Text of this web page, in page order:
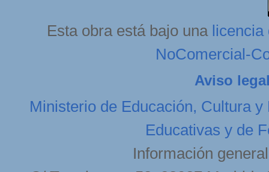
Esta obra está bajo una licencia
NoComercial-
Aviso
Ministerio de Educación, Cultura y
Educativas y de
Información